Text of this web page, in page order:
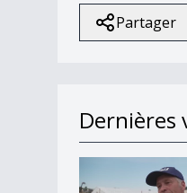
Partager
Dernières
Monumental